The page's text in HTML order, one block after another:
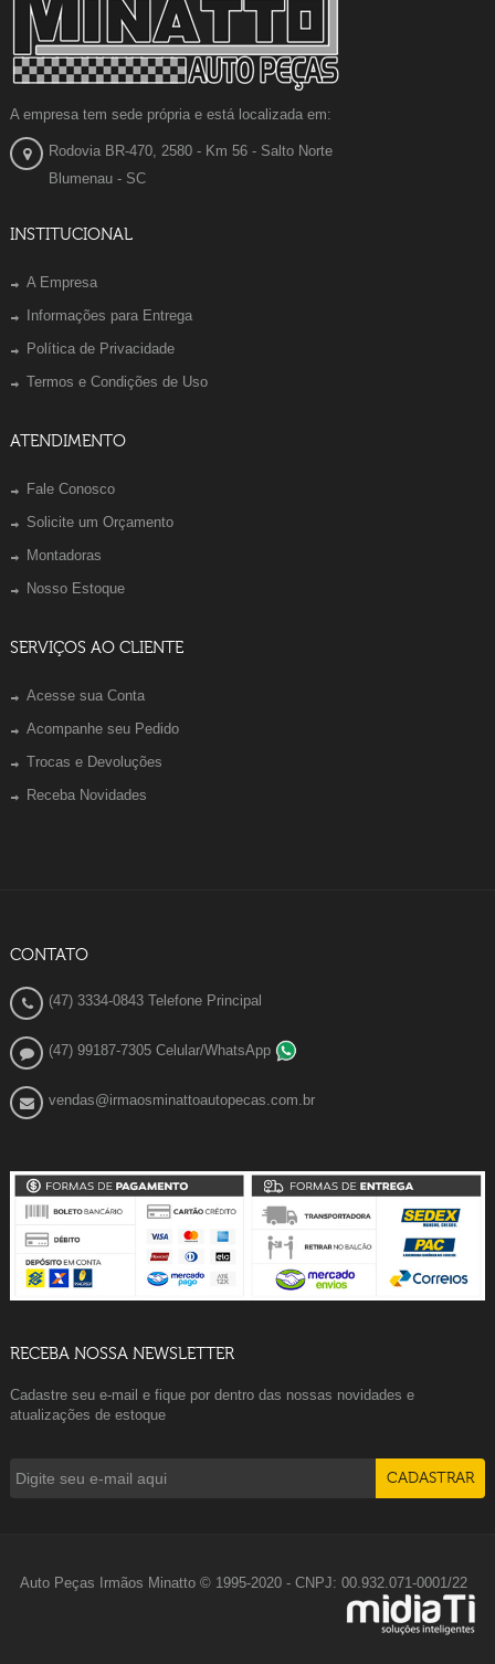
A empresa tem sede própria e está localizada em:
Rodovia BR-470, 2580 - Km 56 - Salto Norte
Blumenau - SC
INSTITUCIONAL
A Empresa
Informações para Entrega
Política de Privacidade
Termos e Condições de Uso
ATENDIMENTO
Fale Conosco
Solicite um Orçamento
Montadoras
Nosso Estoque
SERVIÇOS AO CLIENTE
Acesse sua Conta
Acompanhe seu Pedido
Trocas e Devoluções
Receba Novidades
CONTATO
(47) 3334-0843 Telefone Principal
(47) 99187-7305 Celular/WhatsApp
vendas@irmaosminattoautopecas.com.br
RECEBA NOSSA NEWSLETTER
Cadastre seu e-mail e fique por dentro das nossas novidades e
atualizações de estoque
Auto Peças Irmãos Minatto © 1995-2020 - CNPJ: 00.932.071-0001/22